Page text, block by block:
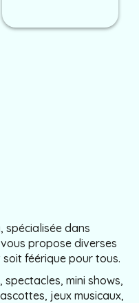
spécialisée dans
propose diverses
féérique pour tous.
mini shows,
jeux musicaux,